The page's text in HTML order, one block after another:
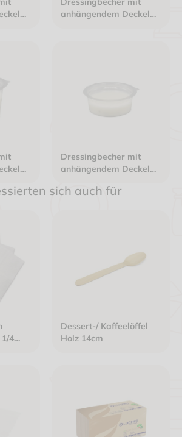
anhängendem Deckel
Dressingbecher mit
anhängendem Deckel
26mm transparent
sich auch für
4
Dessert-/ Kaffeelöffel
Holz 14cm